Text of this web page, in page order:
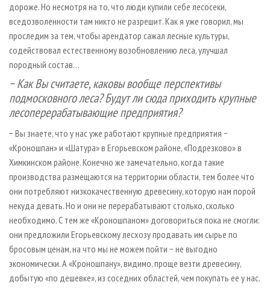
дороже. Но несмотря на то, что люди купили себе лесосеки,
вседозволенности там никто не разрешит. Как я уже говорил, мы
проследим за тем, чтобы арендатор сажал лесные культуры,
содействовал естественному возобновлению леса, улучшал
породный состав…
− Как Вы считаете, каковы вообще перспективы
подмосковного леса? Будут ли сюда приходить крупные
лесоперерабатывающие предприятия?
− Вы знаете, что у нас уже работают крупные предприятия −
«Кроношпан» и «Шатура» в Егорьевском районе, «Подрезково» в
Химкинском районе. Конечно же замечательно, когда такие
производства размещаются на территории области, тем более что
они потребляют низкокачественную древесину, которую нам порой
некуда девать. Но и они не перерабатывают столько, сколько
необходимо. С тем же «Кроношпаном» договориться пока не смогли:
они предложили Егорьевскому лесхозу продавать им сырье по
бросовым ценам, на что мы не можем пойти − не выгодно
экономически. А «Кроношпану», видимо, проще везти древесину,
добытую «по дешевке», из соседних областей, чем покупать ее у нас.